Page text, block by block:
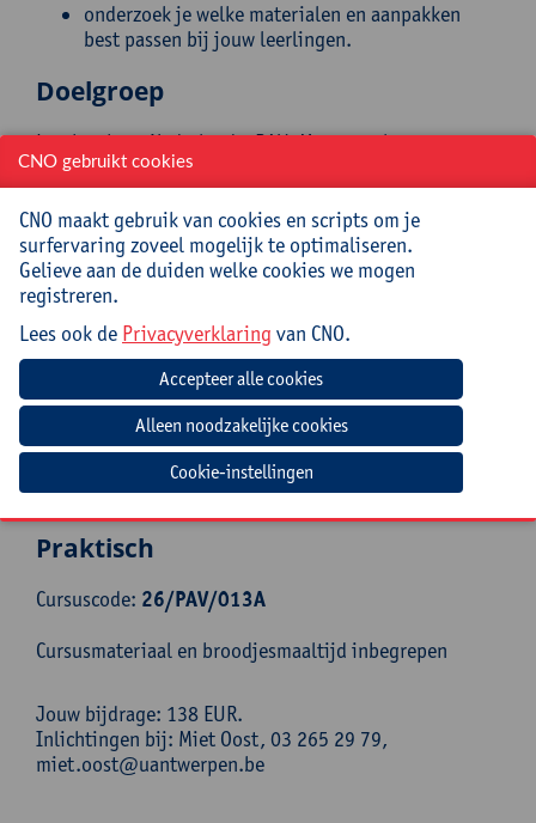
onderzoek je welke materialen en aanpakken
best passen bij jouw leerlingen.
Doelgroep
Leerkrachten Nederlands, PAV, Mavo en algemene
vakken uit de B-stroom en arbeidsmarktfinaliteit,
taalcoördinatoren en beleidsmedewerkers
Begeleiding
Hanne Rosius is vaklector en vakdidacticus PAV aan
Hogeschool PXL en praktijkgericht onderzoeker binnen
PXL Research Onderwijsinnovatie, waar ze samen met
Saar Steverlinck vernieuwende inzichten rond
taalverrijkend lesgeven ontwikkelt. Ze slaat bruggen
tussen theorie en klaspraktijk met een sterke focus op
taal in leerprocessen, onder meer in het project
Taalrijk Kansrijk. Daarnaast is ze redactielid bij het
platform Rijke Teksten.
Praktisch
Cursuscode: 26/PAV/013A
Cursusmateriaal en broodjesmaaltijd inbegrepen
Jouw bijdrage: 138 EUR.
Inlichtingen bij: Miet Oost, 03 265 29 79,
miet.oost@uantwerpen.be
CNO gebruikt cookies
CNO maakt gebruik van cookies en scripts om je
surfervaring zoveel mogelijk te optimaliseren.
Gelieve aan de duiden welke cookies we mogen
registreren.
Lees ook de Privacyverklaring van CNO.
Cookie-instellingen